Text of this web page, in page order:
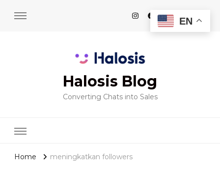
Halosis Blog
Converting Chats into Sales
Home meningkatkan followers
EN